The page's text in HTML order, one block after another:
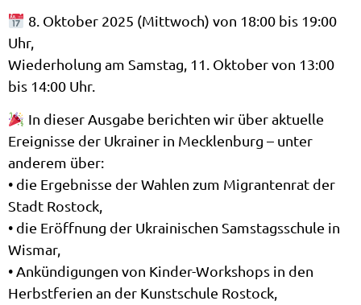
8. Oktober 2025 (Mittwoch) von 18:00 bis 19:00
Uhr,
Wiederholung am Samstag, 11. Oktober von 13:00
bis 14:00 Uhr.
In dieser Ausgabe berichten wir über aktuelle
Ereignisse der Ukrainer in Mecklenburg – unter
anderem über:
• die Ergebnisse der Wahlen zum Migrantenrat der
Stadt Rostock,
• die Eröffnung der Ukrainischen Samstagsschule in
Wismar,
• Ankündigungen von Kinder-Workshops in den
Herbstferien an der Kunstschule Rostock,